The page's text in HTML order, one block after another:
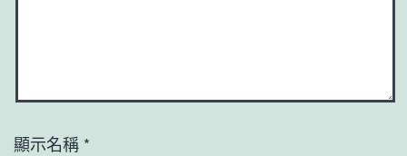
顯示名稱 *